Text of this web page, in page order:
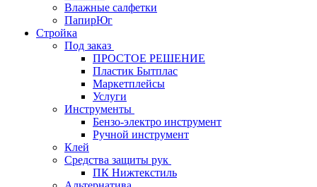
Влажные салфетки
ПапирЮг
Стройка
Под заказ
ПРОСТОЕ РЕШЕНИЕ
Пластик Бытплас
Маркетплейсы
Услуги
Инструменты
Бензо-электро инструмент
Ручной инструмент
Клей
Средства защиты рук
ПК Нижтекстиль